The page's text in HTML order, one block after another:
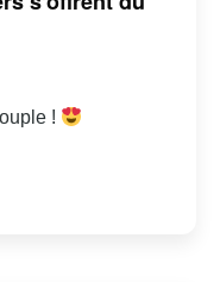
!